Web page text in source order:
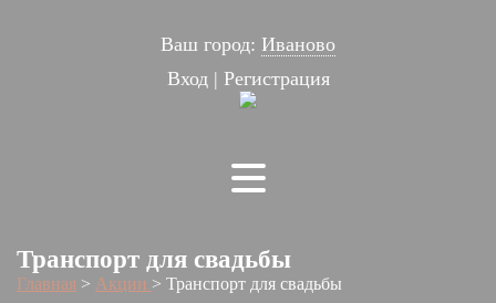
Ваш город: Иваново
Вход| Регистрация
Транспорт для свадьбы
Главная > Акции > Транспорт для свадьбы